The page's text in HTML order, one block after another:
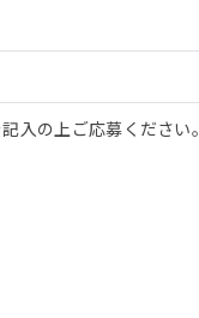
入の上ご応募ください。